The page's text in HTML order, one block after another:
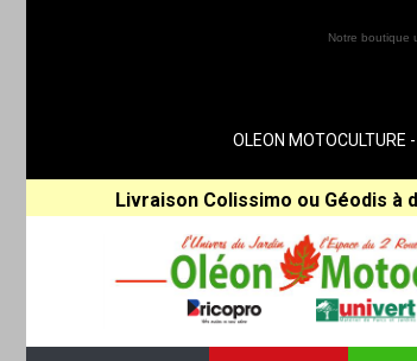
Notre boutique
OLEON
Livraison Colissimo ou Géodis à